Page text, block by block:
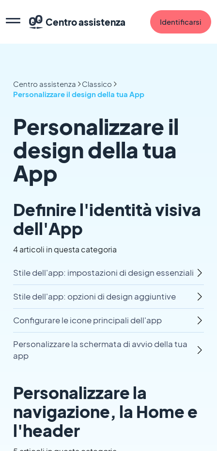
Centro assistenza Identificarsi
Centro assistenza
Classico
Personalizzare il design della tua App
Personalizzare il
design della tua
App
Definire l'identità visiva
dell'App
4 articoli in questa categoria
Stile dell'app: impostazioni di design essenziali
Stile dell'app: opzioni di design aggiuntive
Configurare le icone principali dell'app
Personalizzare la schermata di avvio della tua
app
Personalizzare la
navigazione, la Home e
l'header